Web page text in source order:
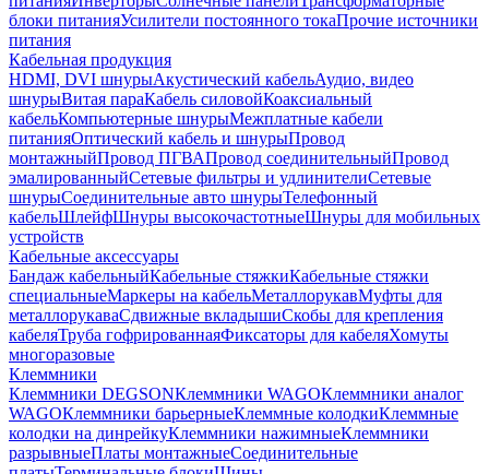
блоки питанияУсилители постоянного токаПрочие источники
питания
Кабельная продукция
HDMI, DVI шнурыАкустический кабельАудио, видео
шнурыВитая параКабель силовойКоаксиальный
кабельКомпьютерные шнурыМежплатные кабели
питанияОптический кабель и шнурыПровод
монтажныйПровод ПГВАПровод соединительныйПровод
эмалированныйСетевые фильтры и удлинителиСетевые
шнурыСоединительные авто шнурыТелефонный
кабельШлейфШнуры высокочастотныеШнуры для мобильных
устройств
Кабельные аксессуары
Бандаж кабельныйКабельные стяжкиКабельные стяжки
специальныеМаркеры на кабельМеталлорукавМуфты для
металлорукаваСдвижные вкладышиСкобы для крепления
кабеляТруба гофрированнаяФиксаторы для кабеляХомуты
многоразовые
Клеммники
Клеммники DEGSONКлеммники WAGOКлеммники аналог
WAGOКлеммники барьерныеКлеммные колодкиКлеммные
колодки на динрейкуКлеммники нажимныеКлеммники
разрывныеПлаты монтажныеСоединительные